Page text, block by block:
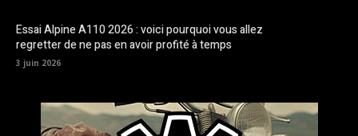
Essai Alpine A110 2026 : voici pourquoi vous allez
regretter de ne pas en avoir profité à temps
3 juin 2026